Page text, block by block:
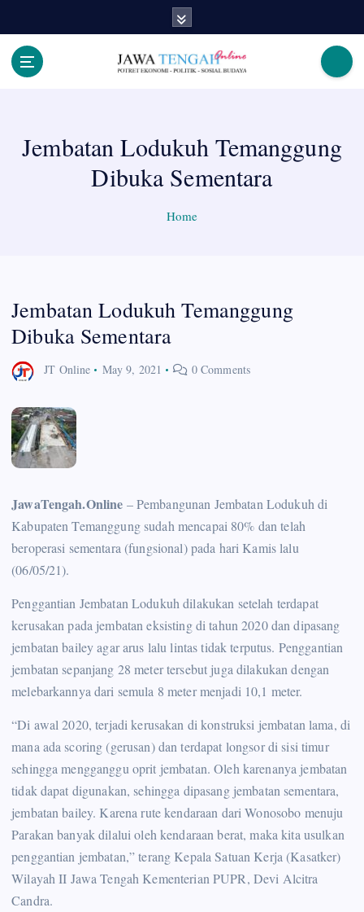
Jembatan Lodukuh Temanggung
Dibuka Sementara
Home
Jembatan Lodukuh Temanggung
Dibuka Sementara
JT Online May 9, 2021 0 Comments
JawaTengah.Online – Pembangunan Jembatan Lodukuh di
Kabupaten Temanggung sudah mencapai 80% dan telah
beroperasi sementara (fungsional) pada hari Kamis lalu
(06/05/21).
Penggantian Jembatan Lodukuh dilakukan setelah terdapat
kerusakan pada jembatan eksisting di tahun 2020 dan dipasang
jembatan bailey agar arus lalu lintas tidak terputus. Penggantian
jembatan sepanjang 28 meter tersebut juga dilakukan dengan
melebarkannya dari semula 8 meter menjadi 10,1 meter.
“Di awal 2020, terjadi kerusakan di konstruksi jembatan lama, di
mana ada scoring (gerusan) dan terdapat longsor di sisi timur
sehingga mengganggu oprit jembatan. Oleh karenanya jembatan
tidak dapat digunakan, sehingga dipasang jembatan sementara,
jembatan bailey. Karena rute kendaraan dari Wonosobo menuju
Parakan banyak dilalui oleh kendaraan berat, maka kita usulkan
penggantian jembatan,” terang Kepala Satuan Kerja (Kasatker)
Wilayah II Jawa Tengah Kementerian PUPR, Devi Alcitra
Candra.